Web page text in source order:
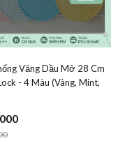
LocknLock - 4
Cầm Bằng Silicone
Add Nắp Chống Văng
Add Nắp
Văng Dầu Mở 28 Cm
- 4 Màu (Vàng, Mint,
from
to